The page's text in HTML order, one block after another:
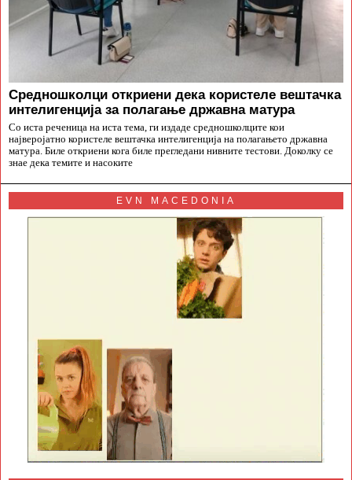
Средношколци откриени дека користеле вештачка
интелигенција за полагање државна матура
Со иста реченица на иста тема, ги издаде средношколците кои
најверојатно користеле вештачка интелигенција на полагањето државна
матура. Биле откриени кога биле прегледани нивните тестови. Доколку се
знае дека темите и насоките
EVN MACEDONIA